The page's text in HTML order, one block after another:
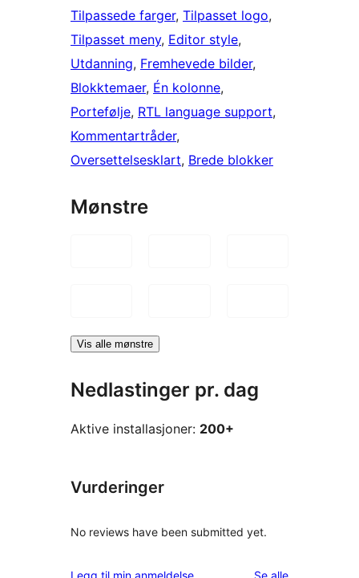
Tilpassede farger, Tilpasset logo
Tilpasset meny, Editor style
Utdanning, Fremhevede bilder
Blokktemaer, Én kolonne
Portefølje, RTL language support
Kommentartråder
Oversettelsesklart, Brede blokker
Mønstre
Vis alle mønstre
Nedlastinger pr. dag
Aktive installasjoner: 200+
Vurderinger
No reviews have been submitted yet.
Legg til min anmeldelse Se alleomtalene